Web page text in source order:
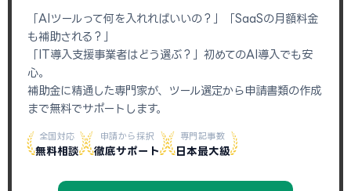
「AIツールって何を入れればいいの？」「SaaSの月額料金
も補助される？」
「IT導入支援事業者はどう選ぶ？」初めてのAI導入でも安
心。
補助金に精通した専門家が、ツール選定から申請書類の作成
まで無料でサポートします。
全国対応
無料相談
申請から採択
徹底サポート
専門記事数
日本最大級